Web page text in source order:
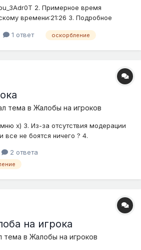
2. Примерное время
времени:21:26 3. Подробное
тоже оскорблял 4.
1 ответ оскорбление
тема в Жалобы на игроков
х) 3. Из-за отсутствия модерации
все не боятся ничего ? 4.
2 ответа
на игрока
тема в Жалобы на игроков